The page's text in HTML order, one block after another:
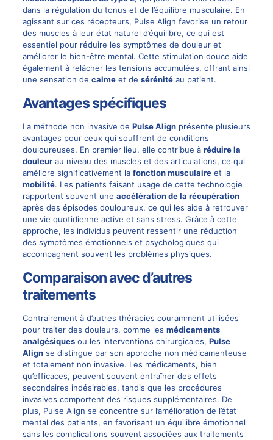
dans la régulation du tonus et de l’équilibre musculaire. En
agissant sur ces récepteurs, Pulse Align favorise un retour
des muscles à leur état naturel d’équilibre, ce qui est
essentiel pour réduire les symptômes de douleur et
améliorer le bien-être mental. Cette stimulation douce aide
également à relâcher les tensions accumulées, offrant ainsi
une sensation de calmeet de sérénitéau patient.
Avantages spécifiques
La méthode non invasive de Pulse Alignprésente plusieurs
avantages pour ceux qui souffrent de conditions
douloureuses. En premier lieu, elle contribue à réduire la
douleurau niveau des muscles et des articulations, ce qui
améliore significativement la fonction musculaireet la
mobilité. Les patients faisant usage de cette technologie
rapportent souvent une accélération de la récupération
après des épisodes douloureux, ce qui les aide à retrouver
une vie quotidienne active et sans stress. Grâce à cette
approche, les individus peuvent ressentir une réduction
des symptômes émotionnels et psychologiques qui
accompagnent souvent les problèmes physiques.
Comparaison avec d’autres
traitements
Contrairement à d’autres thérapies couramment utilisées
pour traiter des douleurs, comme les médicaments
analgésiquesou les interventions chirurgicales, Pulse
Alignse distingue par son approche non médicamenteuse
et totalement non invasive. Les médicaments, bien
qu’efficaces, peuvent souvent entraîner des effets
secondaires indésirables, tandis que les procédures
invasives comportent des risques supplémentaires. De
plus, Pulse Align se concentre sur l’amélioration de l’état
mental des patients, en favorisant un équilibre émotionnel
sans les complications souvent associées aux traitements